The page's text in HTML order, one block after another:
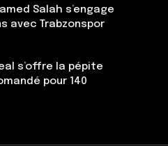
Salah s’engage
avec Trabzonspor
s’offre la pépite
pour 140